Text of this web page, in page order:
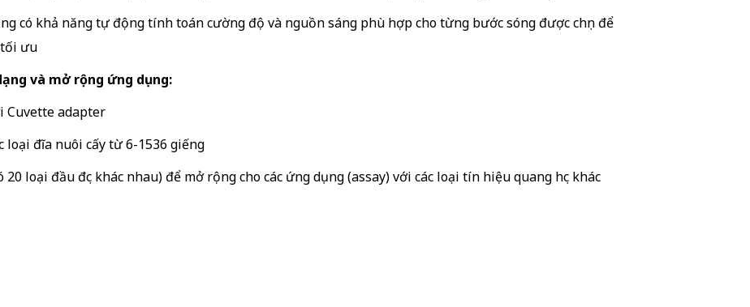
có khả năng tự động tính toán cường độ và nguồn sáng phù hợp cho từng bước sóng được chọn để
ưu
và mở rộng ứng dụng:
Cuvette adapter
loại đĩa nuôi cấy từ 6-1536 giếng
loại đầu đọc khác nhau) để mở rộng cho các ứng dụng (assay) với các loại tín hiệu quang học khác